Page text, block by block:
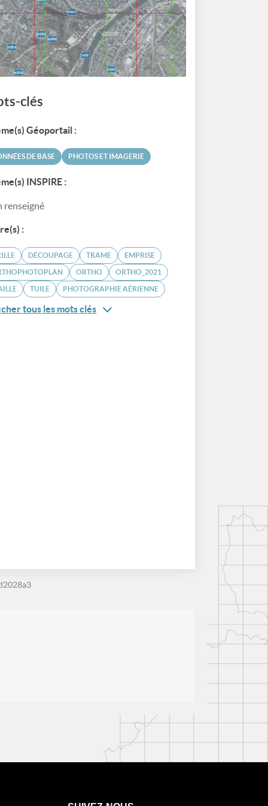
clés
Géoportail :
DE BASE PHOTOS ET IMAGERIE
INSPIRE :
renseigné
:
DÉCOUPAGE TRAME EMPRISE
ORTHO ORTHO_2021
TUILE PHOTOGRAPHIE AÉRIENNE
tous les mots clés